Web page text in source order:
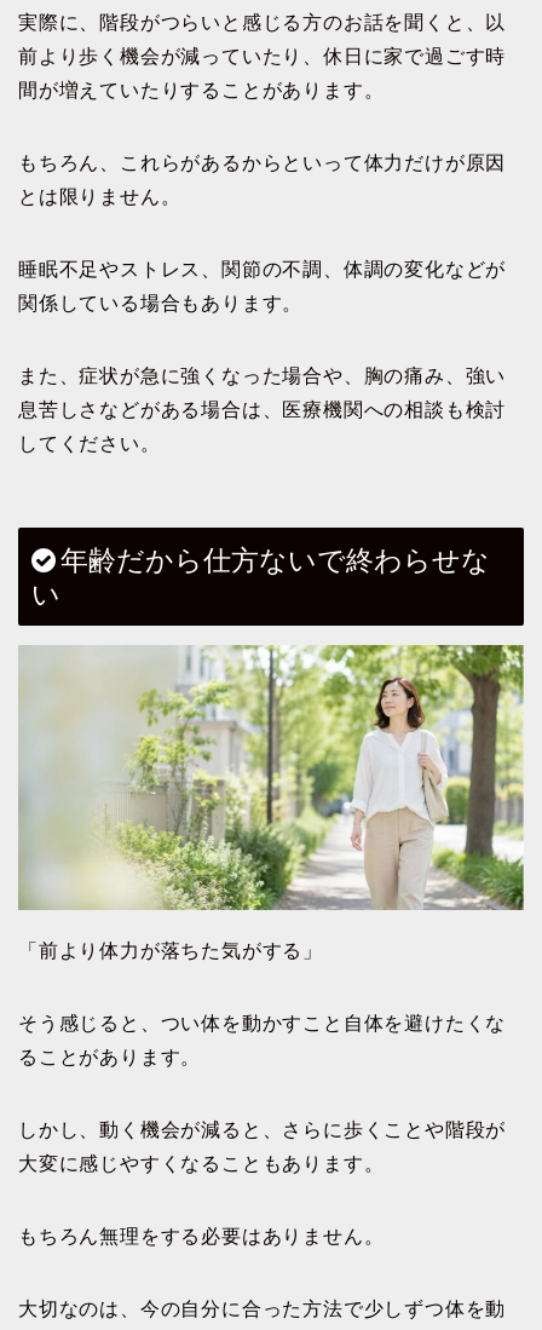
実際に、階段がつらいと感じる方のお話を聞くと、以
前より歩く機会が減っていたり、休日に家で過ごす時
間が増えていたりすることがあります。
もちろん、これらがあるからといって体力だけが原因
とは限りません。
睡眠不足やストレス、関節の不調、体調の変化などが
関係している場合もあります。
また、症状が急に強くなった場合や、胸の痛み、強い
息苦しさなどがある場合は、医療機関への相談も検討
してください。
年齢だから仕方ないで終わらせな
い
「前より体力が落ちた気がする」
そう感じると、つい体を動かすこと自体を避けたくな
ることがあります。
しかし、動く機会が減ると、さらに歩くことや階段が
大変に感じやすくなることもあります。
もちろん無理をする必要はありません。
大切なのは、今の自分に合った方法で少しずつ体を動